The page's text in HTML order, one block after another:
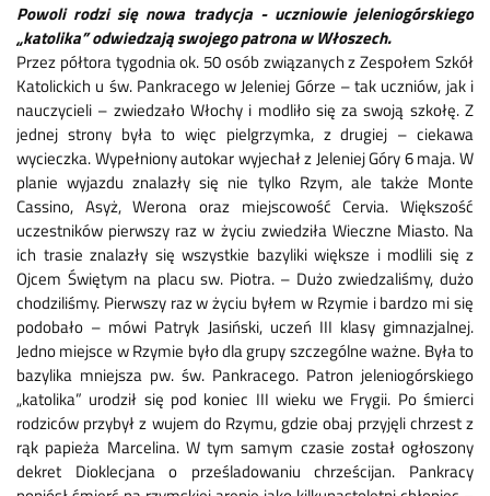
Powoli rodzi się nowa tradycja - uczniowie jeleniogórskiego
„katolika” odwiedzają swojego patrona w Włoszech.
Przez półtora tygodnia ok. 50 osób związanych z Zespołem Szkół
Katolickich u św. Pankracego w Jeleniej Górze – tak uczniów, jak i
nauczycieli – zwiedzało Włochy i modliło się za swoją szkołę. Z
jednej strony była to więc pielgrzymka, z drugiej – ciekawa
wycieczka. Wypełniony autokar wyjechał z Jeleniej Góry 6 maja. W
planie wyjazdu znalazły się nie tylko Rzym, ale także Monte
Cassino, Asyż, Werona oraz miejscowość Cervia. Większość
uczestników pierwszy raz w życiu zwiedziła Wieczne Miasto. Na
ich trasie znalazły się wszystkie bazyliki większe i modlili się z
Ojcem Świętym na placu sw. Piotra. – Dużo zwiedzaliśmy, dużo
chodziliśmy. Pierwszy raz w życiu byłem w Rzymie i bardzo mi się
podobało – mówi Patryk Jasiński, uczeń III klasy gimnazjalnej.
Jedno miejsce w Rzymie było dla grupy szczególne ważne. Była to
bazylika mniejsza pw. św. Pankracego. Patron jeleniogórskiego
„katolika” urodził się pod koniec III wieku we Frygii. Po śmierci
rodziców przybył z wujem do Rzymu, gdzie obaj przyjęli chrzest z
rąk papieża Marcelina. W tym samym czasie został ogłoszony
dekret Dioklecjana o prześladowaniu chrześcijan. Pankracy